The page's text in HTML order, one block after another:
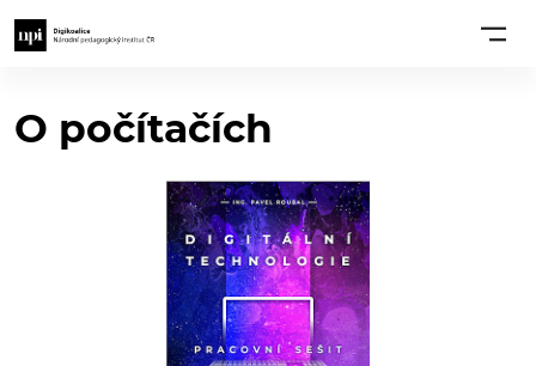
O počítačích